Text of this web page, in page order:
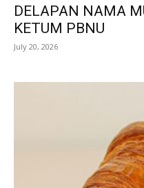
DELAPAN NAMA
KETUM PBNU
July 20, 2026